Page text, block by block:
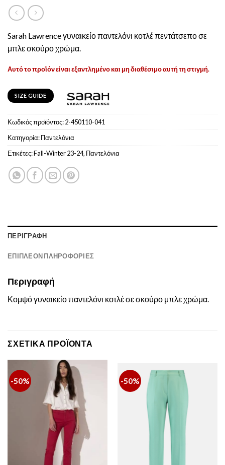
Sarah Lawrence γυναικείο παντελόνι κοτλέ πεντάτσεπο σε
μπλε σκούρο χρώμα.
Αυτό το προϊόν είναι εξαντλημένο και μη διαθέσιμο αυτή τη στιγμή.
SIZE GUIDE
Κωδικός προϊόντος:2-450110-041
Κατηγορία:Παντελόνια
Ετικέτες:Fall-Winter 23-24, Παντελόνια
ΠΕΡΙΓΡΑΦΉ
ΕΠΙΠΛΈΟΝ ΠΛΗΡΟΦΟΡΊΕΣ
Περιγραφή
Κομψό γυναικείο παντελόνι κοτλέ σε σκούρο μπλε χρώμα.
ΣΧΕΤΙΚΆ ΠΡΟΪΌΝΤΑ
-50% -50%